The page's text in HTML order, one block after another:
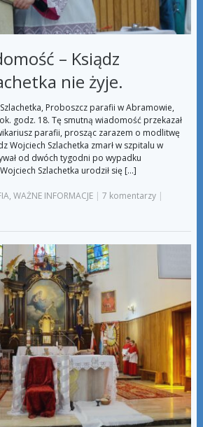
– Ksiądz
nie żyje.
Proboszcz parafii w Abramowie,
godz. 18. Tę smutną wiadomość przekazał
parafii, prosząc zarazem o modlitwę
Wojciech Szlachetka zmarł w szpitalu w
od dwóch tygodni po wypadku
Szlachetka urodził się […]
, WAŻNE INFORMACJE | 7 komentarzy |